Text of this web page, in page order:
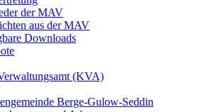
der MAV
aus der MAV
Downloads
(KVA)
Berge-Gulow-Seddin